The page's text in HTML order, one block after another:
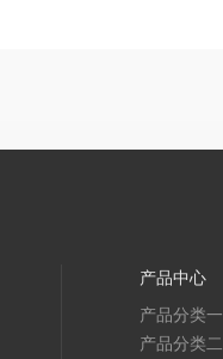
产品中心
产品分类一
产品分类二